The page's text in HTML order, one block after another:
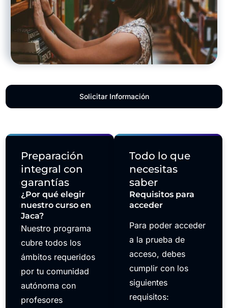
Preparación
integral con
garantías
¿Por qué elegir
nuestro curso en
Jaca?
Nuestro programa
cubre todos los
ámbitos requeridos
por tu comunidad
autónoma con
profesores
Todo lo que
necesitas
saber
Requisitos para
acceder
Para poder acceder
a la prueba de
acceso, debes
cumplir con los
siguientes
requisitos:
Solicitar Información